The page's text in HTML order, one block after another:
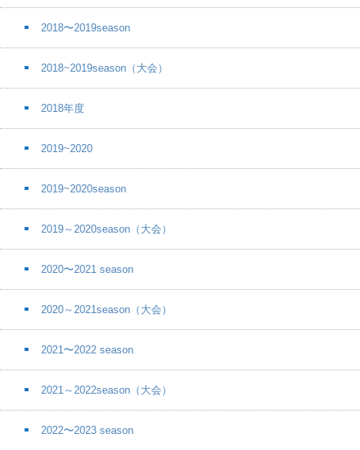
2018〜2019season
2018~2019season（大会）
2018年度
2019~2020
2019~2020season
2019～2020season（大会）
2020〜2021 season
2020～2021season（大会）
2021〜2022 season
2021～2022season（大会）
2022〜2023 season